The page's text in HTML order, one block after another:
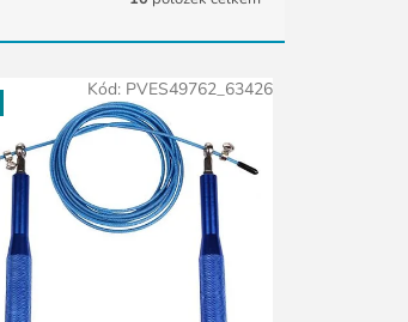
Kód: PVES49762_63426